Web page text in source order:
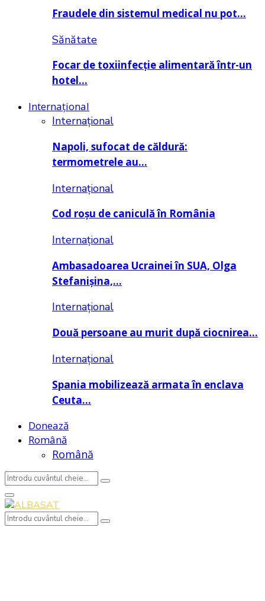
Fraudele din sistemul medical nu pot…
Sănătate
Focar de toxiinfecție alimentară într-un
hotel…
Internațional
Internațional
Napoli, sufocat de căldură:
termometrele au…
Internațional
Cod roșu de caniculă în România
Internațional
Ambasadoarea Ucrainei în SUA, Olga
Stefanișina,…
Internațional
Două persoane au murit după ciocnirea…
Internațional
Spania mobilizează armata în enclava
Ceuta…
Donează
Română
Română
Search
for:
Search
Primary
Menu
Search
Search